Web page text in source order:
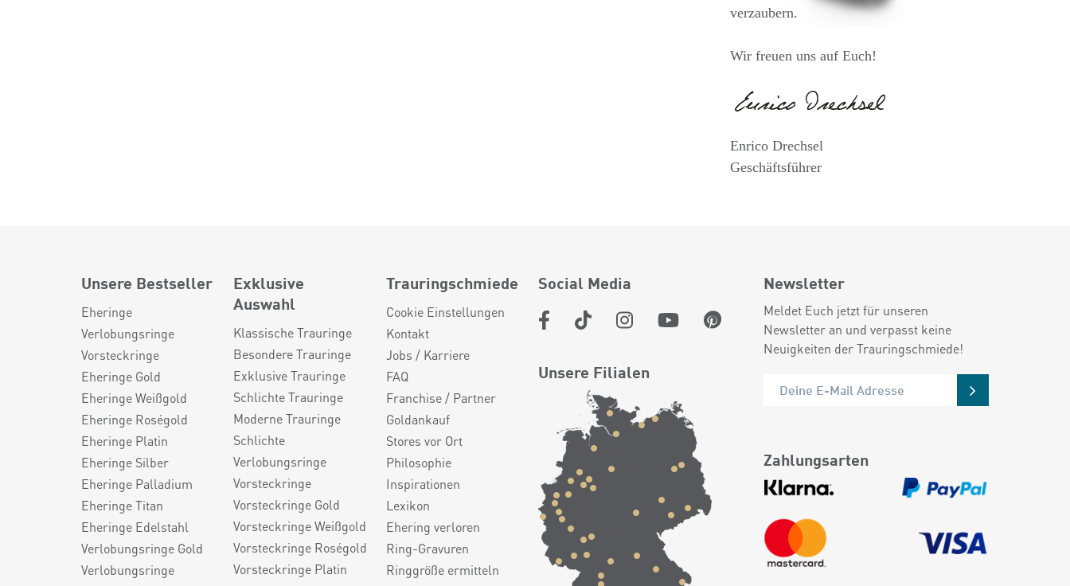
verzaubern.
Wir freuen uns auf Euch!
Enrico Drechsel
Geschäftsführer
Unsere Bestseller
Eheringe
Verlobungsringe
Vorsteckringe
Eheringe Gold
Eheringe Weißgold
Eheringe Roségold
Eheringe Platin
Eheringe Silber
Eheringe Palladium
Eheringe Titan
Eheringe Edelstahl
Verlobungsringe Gold
Verlobungsringe
Exklusive
Auswahl
Klassische Trauringe
Besondere Trauringe
Exklusive Trauringe
Schlichte Trauringe
Moderne Trauringe
Schlichte
Verlobungsringe
Vorsteckringe
Vorsteckringe Gold
Vorsteckringe Weißgold
Vorsteckringe Roségold
Vorsteckringe Platin
Trauringschmiede
Cookie Einstellungen
Kontakt
Jobs / Karriere
FAQ
Franchise / Partner
Goldankauf
Stores vor Ort
Philosophie
Inspirationen
Lexikon
Ehering verloren
Ring-Gravuren
Ringgröße ermitteln
Social Media
Unsere Filialen
Newsletter
Meldet Euch jetzt für unseren
Newsletter an und verpasst keine
Neuigkeiten der Trauringschmiede!
Zahlungsarten